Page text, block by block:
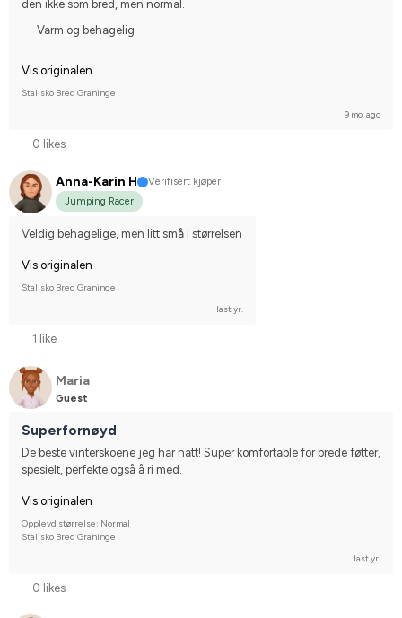
den ikke som bred, men normal.
Varm og behagelig
Vis originalen
Stallsko Bred Graninge
9 mo. ago
0 likes
Anna-Karin H
Verifisert kjøper
Jumping Racer
Veldig behagelige, men litt små i størrelsen
Vis originalen
Stallsko Bred Graninge
last yr.
1 like
Maria
Guest
Superfornøyd
De beste vinterskoene jeg har hatt! Super komfortable for brede føtter,
spesielt, perfekte også å ri med.
Vis originalen
Opplevd størrelse: Normal
Stallsko Bred Graninge
last yr.
0 likes